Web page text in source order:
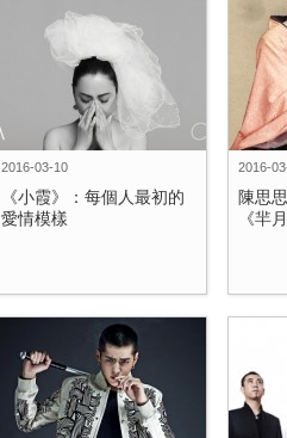
2016-03-10
《小霞》：每個人最初的
愛情模樣
2016-
陳思
《羋